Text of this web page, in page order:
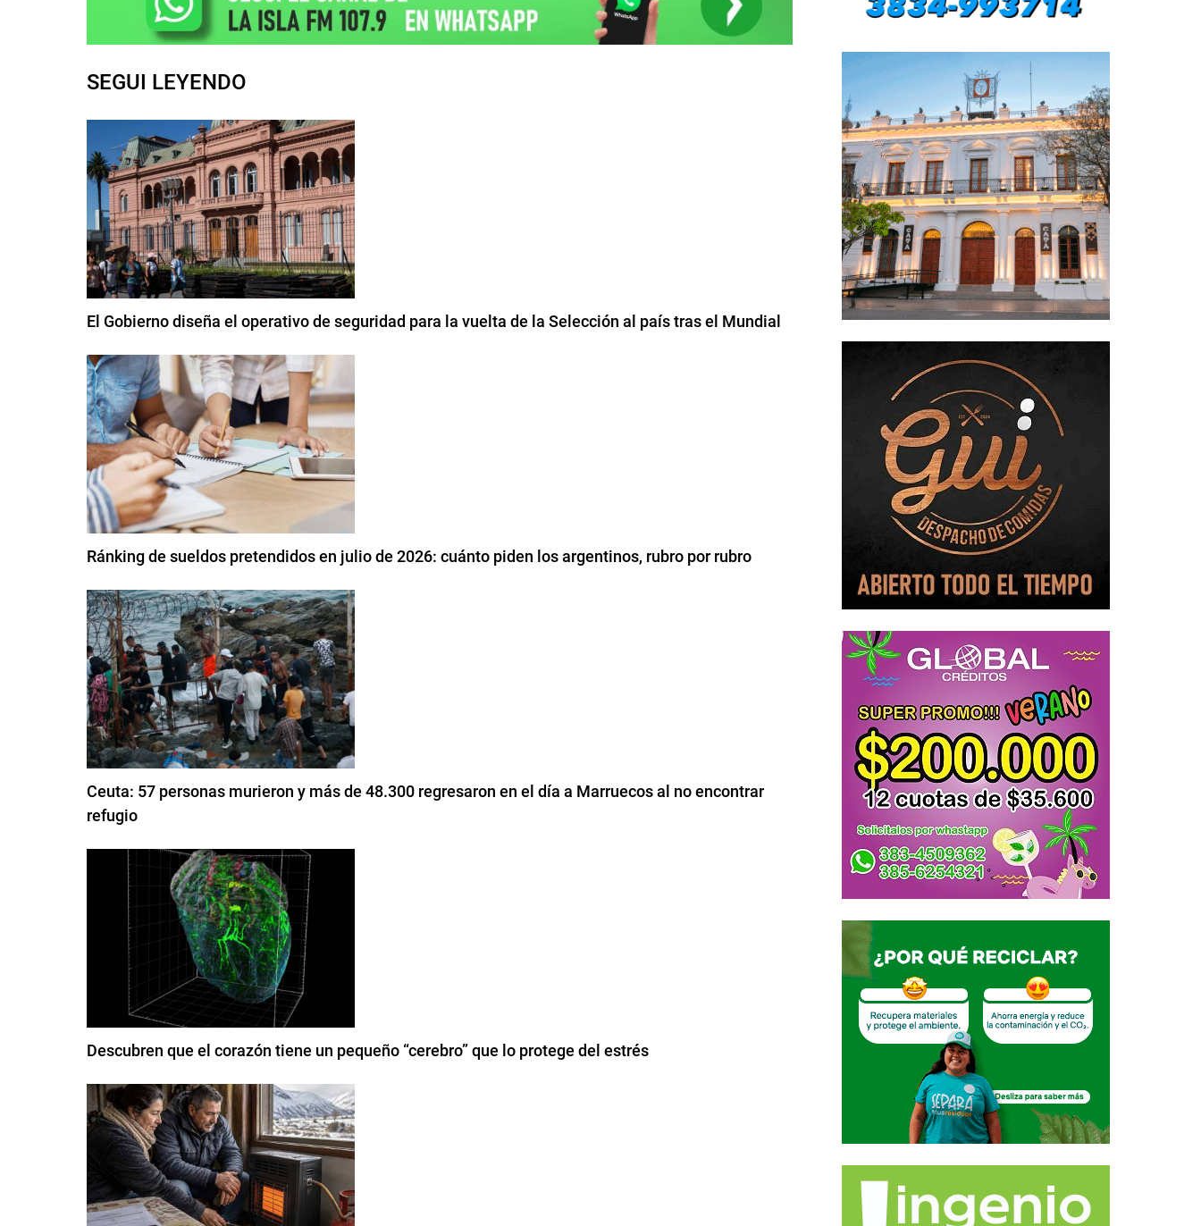
SEGUI LEYENDO
El Gobierno diseña el operativo de seguridad para la vuelta de la Selección al país tras el Mundial
Ránking de sueldos pretendidos en julio de 2026: cuánto piden los argentinos, rubro por rubro
Ceuta: 57 personas murieron y más de 48.300 regresaron en el día a Marruecos al no encontrar
refugio
Descubren que el corazón tiene un pequeño “cerebro” que lo protege del estrés